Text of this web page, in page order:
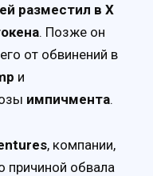
разместил в X
. Позже он
от обвинений в
и
импичмента.
, компании,
причиной обвала